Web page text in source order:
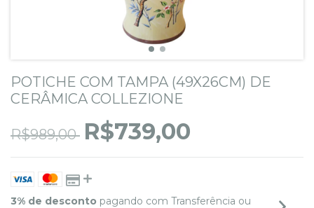
POTICHE COM TAMPA (49X26CM) DE
CERÂMICA COLLEZIONE
R$989,00 R$739,00
3% de desconto pagando com Transferência ou